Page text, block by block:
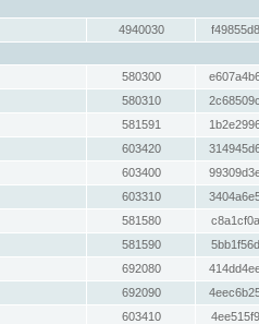
4940030
580300
580310
581591
603420
603400
603310
581580
581590
692080
692090
603410